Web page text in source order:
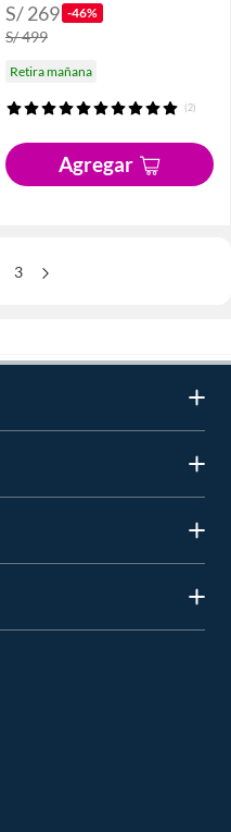
S/ 269 -46%
S/ 499
Retira mañana
(2)
Agregar
3